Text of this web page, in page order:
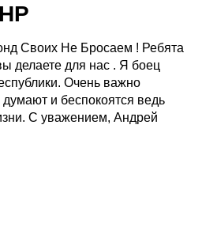
Своих Не Бросаем ! Ребята
делаете для нас . Я боец
Очень важно
и беспокоятся ведь
С уважением, Андрей